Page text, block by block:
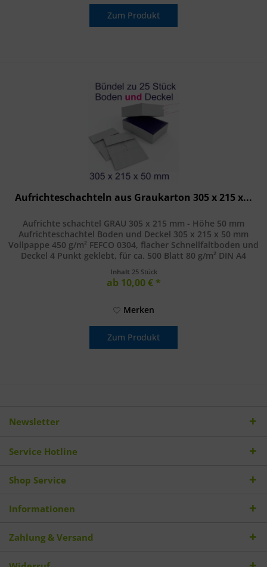
Zum Produkt
Aufrichteschachteln aus Graukarton 305 x 215 x...
Aufrichte schachtel GRAU 305 x 215 mm - Höhe 50 mm
Aufrichteschachtel Boden und Deckel 305 x 215 x 50 mm
Vollpappe 450 g/m² FEFCO 0304, flacher Schnellfaltboden und
Deckel 4 Punkt geklebt, für ca. 500 Blatt 80 g/m² DIN A4
Inhalt 25 Stück
ab 10,00 € *
Merken
Zum Produkt
Newsletter
Service Hotline
Shop Service
Informationen
Zahlung & Versand